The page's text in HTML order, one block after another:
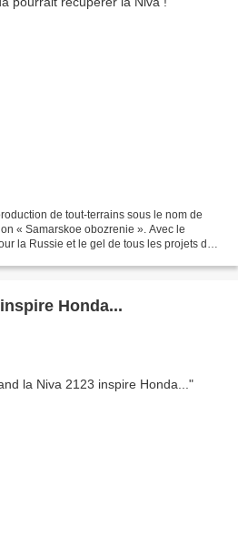
de tout-terrains sous le nom de
« Samarskoe obozrenie ». Avec le
la Russie et le gel de tous les projets de
Honda...